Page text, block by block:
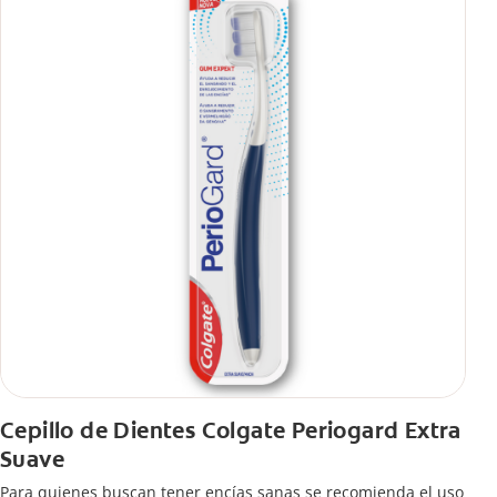
Cepillo de Dientes Colgate Periogard Extra
Suave
Para quienes buscan tener encías sanas se recomienda el uso